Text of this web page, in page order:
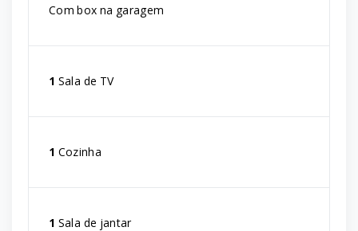
Com box na garagem
1 Sala de TV
1 Cozinha
1 Sala de jantar